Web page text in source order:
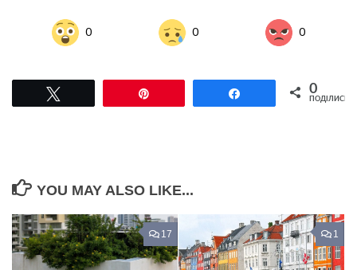
0 0 0
Поділитися0
ПОДІЛИСЬ
YOU MAY ALSO LIKE...
17 1